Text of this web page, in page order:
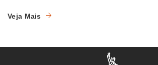
Veja Mais